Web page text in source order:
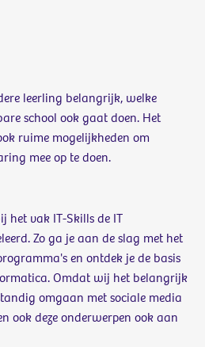
leerling belangrijk, welke
school ook gaat doen. Het
ruime mogelijkheden om
mee op te doen.
het vak IT-Skills de IT
Zo ga je aan de slag met het
en ontdek je de basis
Omdat wij het belangrijk
omgaan met sociale media
ook deze onderwerpen ook aan